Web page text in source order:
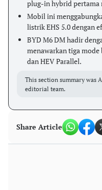
plug-in hybrid pertama
Mobil ini
listrik EHS 5.0 dengan
BYD M6 DM hadir
menawarkan tiga mode
dan HEV Parallel.
This section summary was
editorial team.
Share Article